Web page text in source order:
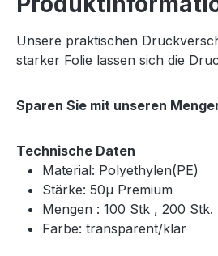
Unsere praktischen
starker Folie lassen sich die
Sparen Sie mit unseren
Technische Daten
Material: Polyethylen(PE)
Stärke: 50μ Premium
Mengen : 100 Stk , 200
Farbe: transparent/klar